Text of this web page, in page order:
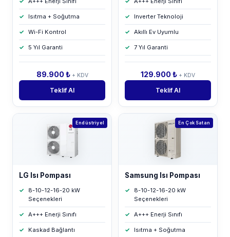
Isıtma + Soğutma
Wi-Fi Kontrol
5 Yıl Garanti
89.900 ₺ + KDV
Teklif Al
Inverter Teknoloji
Akıllı Ev Uyumlu
7 Yıl Garanti
129.900 ₺ + KDV
Teklif Al
Endüstriyel
LG Isı Pompası
8-10-12-16-20 kW
Seçenekleri
A+++ Enerji Sınıfı
Kaskad Bağlantı
En Çok Satan
Samsung Isı Pompası
8-10-12-16-20 kW
Seçenekleri
A+++ Enerji Sınıfı
Isıtma + Soğutma